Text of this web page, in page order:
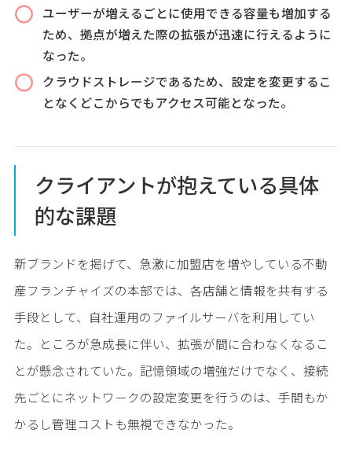
ユーザーが増えるごとに使用できる容量も増加する
ため、拠点が増えた際の拡張が迅速に行えるように
なった。
クラウドストレージであるため、設定を変更するこ
となくどこからでもアクセス可能となった。
クライアントが抱えている具体
的な課題
新ブランドを掲げて、急激に加盟店を増やしている不動
産フランチャイズの本部では、各店舗と情報を共有する
手段として、自社運用のファイルサーバを利用してい
た。ところが急成長に伴い、拡張が間に合わなくなるこ
とが懸念されていた。記憶領域の増強だけでなく、接続
先ごとにネットワークの設定変更を行うのは、手間もか
かるし管理コストも無視できなかった。